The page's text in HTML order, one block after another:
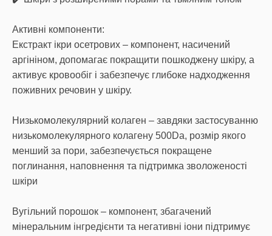
Активні компоненти:
Екстракт ікри осетрових – компонент, насичений
аргініном, допомагає покращити пошкоджену шкіру, а
активує кровообіг і забезпечує глибоке надходження
поживних речовин у шкіру.
Низькомолекулярний колаген – завдяки застосуванню
низькомолекулярного колагену 500Da, розмір якого
менший за пори, забезпечується покращене
поглинання, наповнення та підтримка зволоженості
шкіри
Вугільний порошок – компонент, збагачений
мінеральним інгредієнти та негативні іони підтримує